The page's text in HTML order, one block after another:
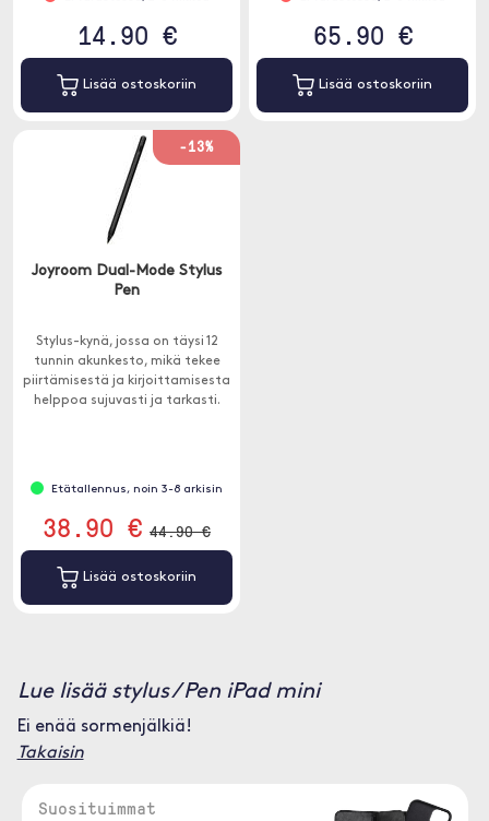
14.90 €
Lisää ostoskoriin
65.90 €
Lisää ostoskoriin
-13%
Joyroom Dual-Mode Stylus
Pen
Stylus-kynä, jossa on täysi 12
tunnin akunkesto, mikä tekee
piirtämisestä ja kirjoittamisesta
helppoa sujuvasti ja tarkasti.
Etätallennus, noin 3-8 arkisin
38.90 € 44.90 €
Lisää ostoskoriin
Lue lisää stylus / Pen iPad mini
Ei enää sormenjälkiä!
Takaisin
Suosituimmat